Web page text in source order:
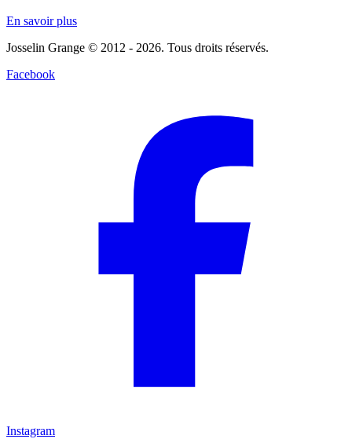
En savoir plus
Josselin Grange © 2012 - 2026. Tous droits réservés.
Facebook
Instagram